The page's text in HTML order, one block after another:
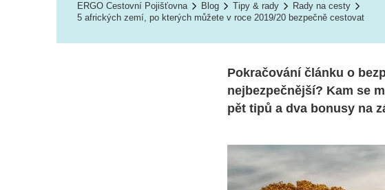
ERGO Cestovní Pojišťovna Blog Tipy & rady
Rady na cesty
5 afrických zemí, po kterých můžete v roce 2019/20 bezpečně cestovat
Pokračování článku o
nejbezpečnější? Kam se
pět tipů a dva bonusy na